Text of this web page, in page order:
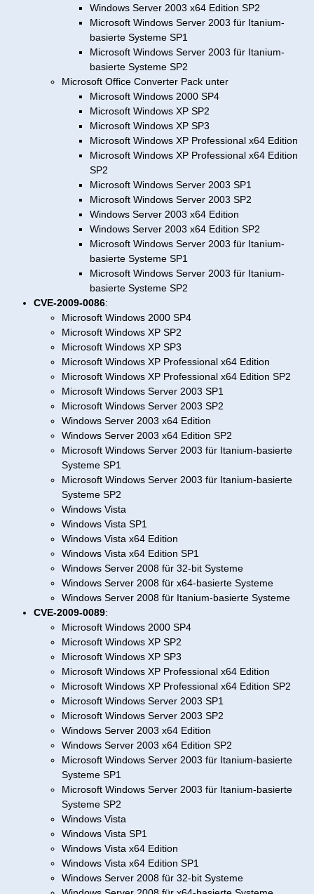
Windows Server 2003 x64 Edition SP2
Microsoft Windows Server 2003 für Itanium-
basierte Systeme SP1
Microsoft Windows Server 2003 für Itanium-
basierte Systeme SP2
Microsoft Office Converter Pack unter
Microsoft Windows 2000 SP4
Microsoft Windows XP SP2
Microsoft Windows XP SP3
Microsoft Windows XP Professional x64 Edition
Microsoft Windows XP Professional x64 Edition
SP2
Microsoft Windows Server 2003 SP1
Microsoft Windows Server 2003 SP2
Windows Server 2003 x64 Edition
Windows Server 2003 x64 Edition SP2
Microsoft Windows Server 2003 für Itanium-
basierte Systeme SP1
Microsoft Windows Server 2003 für Itanium-
basierte Systeme SP2
CVE-2009-0086:
Microsoft Windows 2000 SP4
Microsoft Windows XP SP2
Microsoft Windows XP SP3
Microsoft Windows XP Professional x64 Edition
Microsoft Windows XP Professional x64 Edition SP2
Microsoft Windows Server 2003 SP1
Microsoft Windows Server 2003 SP2
Windows Server 2003 x64 Edition
Windows Server 2003 x64 Edition SP2
Microsoft Windows Server 2003 für Itanium-basierte
Systeme SP1
Microsoft Windows Server 2003 für Itanium-basierte
Systeme SP2
Windows Vista
Windows Vista SP1
Windows Vista x64 Edition
Windows Vista x64 Edition SP1
Windows Server 2008 für 32-bit Systeme
Windows Server 2008 für x64-basierte Systeme
Windows Server 2008 für Itanium-basierte Systeme
CVE-2009-0089:
Microsoft Windows 2000 SP4
Microsoft Windows XP SP2
Microsoft Windows XP SP3
Microsoft Windows XP Professional x64 Edition
Microsoft Windows XP Professional x64 Edition SP2
Microsoft Windows Server 2003 SP1
Microsoft Windows Server 2003 SP2
Windows Server 2003 x64 Edition
Windows Server 2003 x64 Edition SP2
Microsoft Windows Server 2003 für Itanium-basierte
Systeme SP1
Microsoft Windows Server 2003 für Itanium-basierte
Systeme SP2
Windows Vista
Windows Vista SP1
Windows Vista x64 Edition
Windows Vista x64 Edition SP1
Windows Server 2008 für 32-bit Systeme